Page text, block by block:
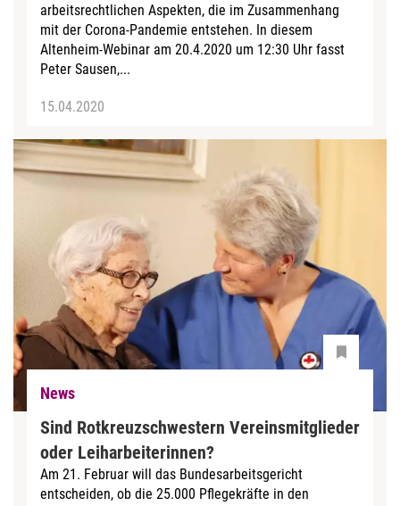
arbeitsrechtlichen Aspekten, die im Zusammenhang
mit der Corona-Pandemie entstehen. In diesem
Altenheim-Webinar am 20.4.2020 um 12:30 Uhr fasst
Peter Sausen,...
15.04.2020
News
Sind Rotkreuzschwestern Vereinsmitglieder
oder Leiharbeiterinnen?
Am 21. Februar will das Bundesarbeitsgericht
entscheiden, ob die 25.000 Pflegekräfte in den